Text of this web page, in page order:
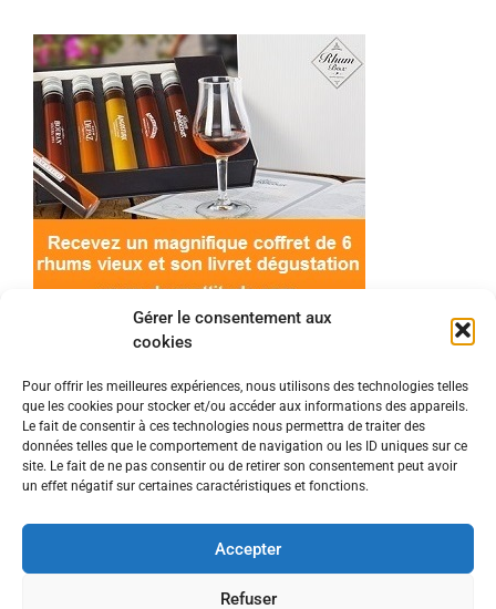
Gérer le consentement aux
cookies
Pour offrir les meilleures expériences, nous utilisons des technologies telles
que les cookies pour stocker et/ou accéder aux informations des appareils.
Le fait de consentir à ces technologies nous permettra de traiter des
données telles que le comportement de navigation ou les ID uniques sur ce
site. Le fait de ne pas consentir ou de retirer son consentement peut avoir
un effet négatif sur certaines caractéristiques et fonctions.
Accepter
Refuser
© 2022 Meilleur-rhum.net - Tous droits réservés
Mentions légales-Politique de cookies
En tant que Partenaire Amazon, je réalise un